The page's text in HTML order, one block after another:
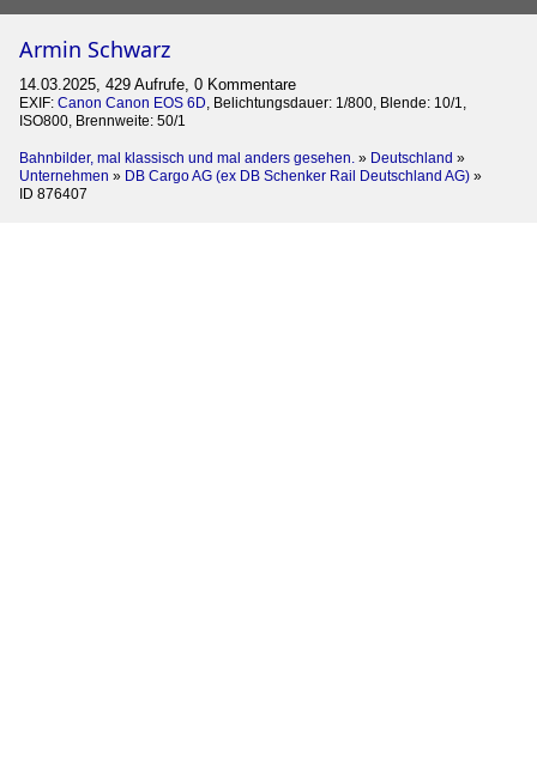
Armin Schwarz
14.03.2025, 429 Aufrufe, 0 Kommentare
EXIF: Canon Canon EOS 6D, Belichtungsdauer: 1/800, Blende: 10/1,
ISO800, Brennweite: 50/1
Bahnbilder, mal klassisch und mal anders gesehen. » Deutschland »
Unternehmen » DB Cargo AG (ex DB Schenker Rail Deutschland AG) »
ID 876407